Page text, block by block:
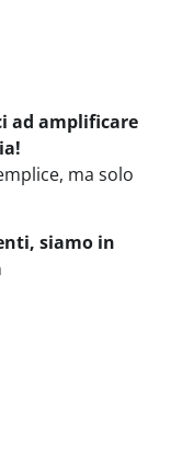
ad amplificare
ma solo
siamo in